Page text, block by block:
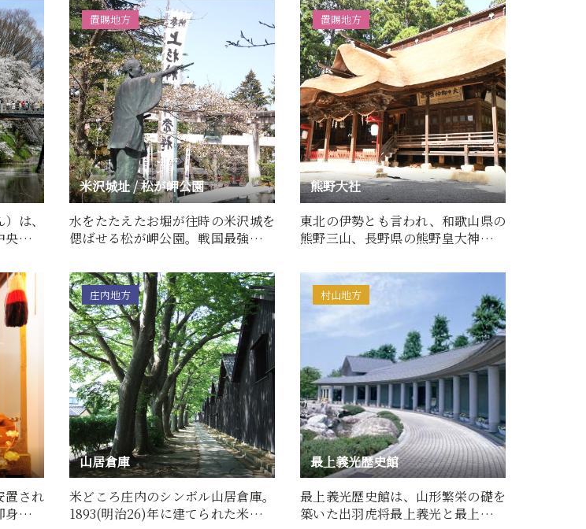
は、
に位
米沢城址 / 松が岬公園
置賜地方
水をたたえたお堀が往時の米沢城を
偲ばせる松が岬公園。戦国最強の武
熊野大社
置賜地方
東北の伊勢とも言われ、和歌山県の
熊野三山、長野県の熊野皇大神社と
置され
仏に
山居倉庫
庄内地方
米どころ庄内のシンボル山居倉庫。
1893(明治26)年に建てられた米保管
最上義光歴史館
村山地方
最上義光歴史館は、山形繁栄の礎を
築いた出羽虎将最上義光と最上家歴